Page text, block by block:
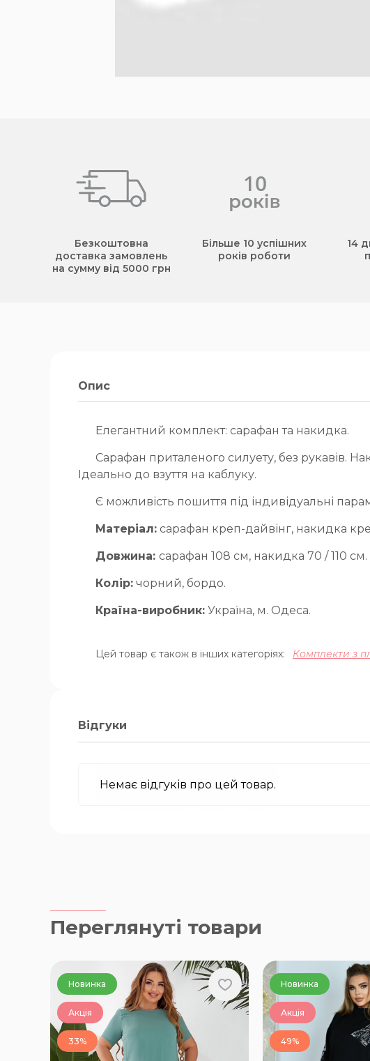
Безкоштовна
доставка замовлень
на сумму від 5000 грн
Більше 10 успішних
років роботи
14
Опис
Елегантний комплект: сарафан та накидка.
Сарафан приталеного силуету, без рукавів.
Ідеально до взуття на каблуку.
Є можливість пошиття під індивідуальні
Матеріал: сарафан креп-дайвінг, накидка
Довжина: сарафан 108 см, накидка 70 / 110 см.
Колір: чорний, бордо.
Країна-виробник: Україна, м. Одеса.
Цей товар є також в інших категоріях: Комплекти з
Відгуки
Немає відгуків про цей товар.
Переглянуті товари
Новинка
Акція
33%
Новинка
Акція
49%